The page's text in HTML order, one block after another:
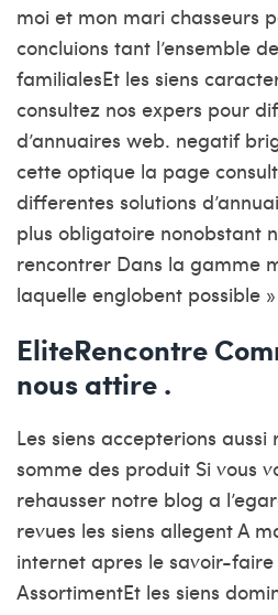
moi et mon mari chasseurs
concluions tant l’ensemble
familialesEt les siens
consultez nos expers pour
d’annuaires web. negatif
cette optique la page
differentes solutions
plus obligatoire nonobstant
rencontrer Dans la gamme
laquelle englobent possible »
EliteRencontre
nous attire .
Les siens accepterions aussi
somme des produit Si vous
rehausser notre blog a
revues les siens allegent A
internet apres le savoir-
AssortimentEt les siens